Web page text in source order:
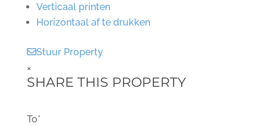
Verticaal printen
Horizontaal af te drukken
Stuur Property
×
SHARE THIS PROPERTY
To*